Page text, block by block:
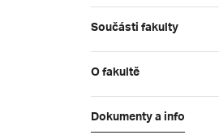
Součásti fakulty
O fakultě
Dokumenty a info